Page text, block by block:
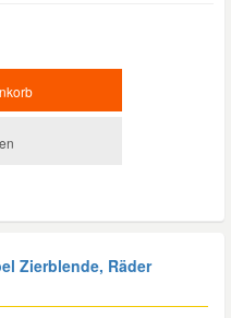
Zierblende, Räder